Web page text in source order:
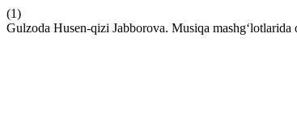
(1)
Gulzoda Husen-qizi Jabborova. Musiqa